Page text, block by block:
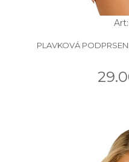
PLAVKOVÁ